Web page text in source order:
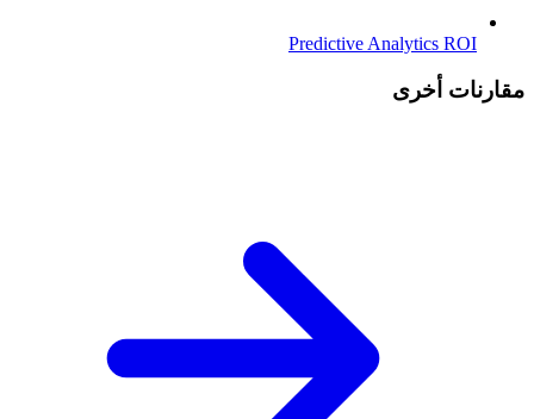
Predictive Analytics ROI
مقارنات أخرى